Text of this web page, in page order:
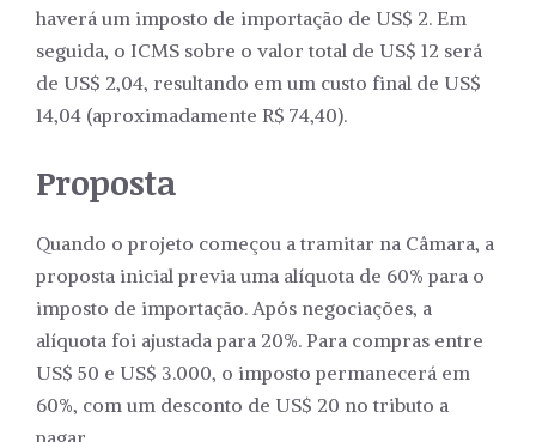
haverá um imposto de importação de US$ 2. Em
seguida, o ICMS sobre o valor total de US$ 12 será
de US$ 2,04, resultando em um custo final de US$
14,04 (aproximadamente R$ 74,40).
Proposta
Quando o projeto começou a tramitar na Câmara, a
proposta inicial previa uma alíquota de 60% para o
imposto de importação. Após negociações, a
alíquota foi ajustada para 20%. Para compras entre
US$ 50 e US$ 3.000, o imposto permanecerá em
60%, com um desconto de US$ 20 no tributo a